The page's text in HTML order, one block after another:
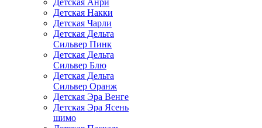
Детская Анри
Детская Накки
Детская Чарли
Детская Дельта
Сильвер Пинк
Детская Дельта
Сильвер Блю
Детская Дельта
Сильвер Оранж
Детская Эра Венге
Детская Эра Ясень
шимо